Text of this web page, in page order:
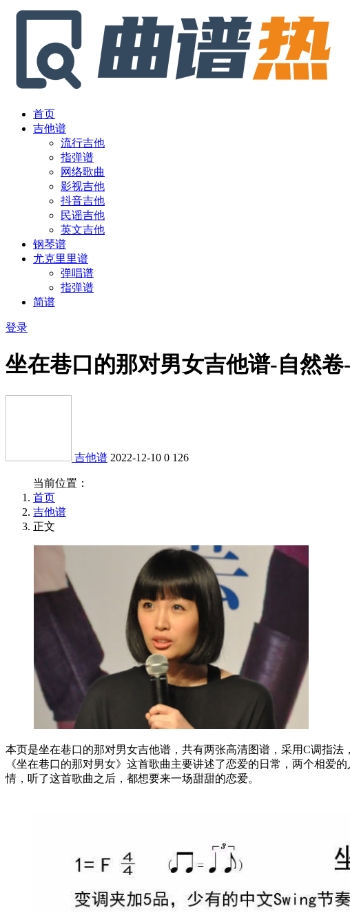
首页
吉他谱
流行吉他
指弹谱
网络歌曲
影视吉他
抖音吉他
民谣吉他
英文吉他
钢琴谱
尤克里里谱
弹唱谱
指弹谱
简谱
登录
坐在巷口的那对男女吉他谱-自然
吉他谱 2022-12-10 0 126
当前位置：
首页
吉他谱
正文
本页是坐在巷口的那对男女吉他谱，共有两张高清图谱，采用C调指法
《坐在巷口的那对男女》这首歌曲主要讲述了恋爱的日常，两个相爱
情，听了这首歌曲之后，都想要来一场甜甜的恋爱。